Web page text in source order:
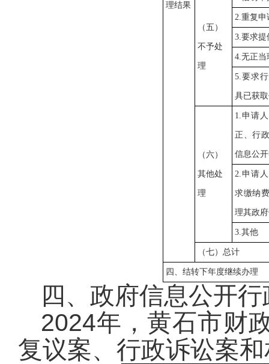
理结果
（五）
不予处
理
2.重复申
3.要求提
4.无正当
5.要求
具已获
（六）
其他处
理
1.申请
正、行
信息公
2.申请
求缴纳
理其政
3.其他
（七）总计
四、结转下年度继续办理
四、政府信息公开
2024年，黄石市财
复议案、行政诉讼案